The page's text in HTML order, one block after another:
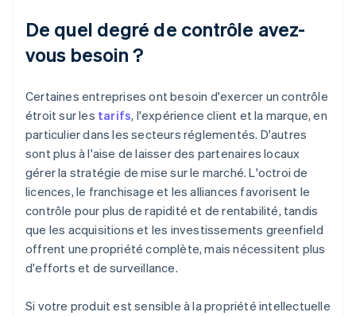
De quel degré de contrôle avez-
vous besoin ?
Certaines entreprises ont besoin d'exercer un contrôle
étroit sur les tarifs, l'expérience client et la marque, en
particulier dans les secteurs réglementés. D'autres
sont plus à l'aise de laisser des partenaires locaux
gérer la stratégie de mise sur le marché. L'octroi de
licences, le franchisage et les alliances favorisent le
contrôle pour plus de rapidité et de rentabilité, tandis
que les acquisitions et les investissements greenfield
offrent une propriété complète, mais nécessitent plus
d'efforts et de surveillance.
Si votre produit est sensible à la propriété intellectuelle